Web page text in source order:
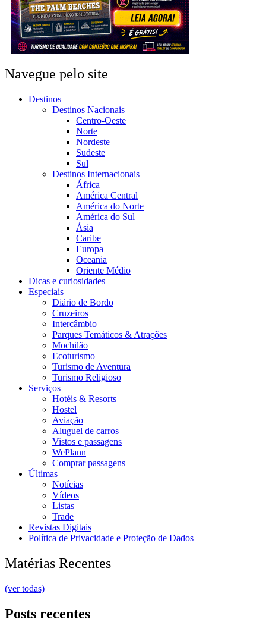
Navegue pelo site
Destinos
Destinos Nacionais
Centro-Oeste
Norte
Nordeste
Sudeste
Sul
Destinos Internacionais
África
América Central
América do Norte
América do Sul
Ásia
Caribe
Europa
Oceania
Oriente Médio
Dicas e curiosidades
Especiais
Diário de Bordo
Cruzeiros
Intercâmbio
Parques Temáticos & Atrações
Mochilão
Ecoturismo
Turismo de Aventura
Turismo Religioso
Serviços
Hotéis & Resorts
Hostel
Aviação
Aluguel de carros
Vistos e passagens
WePlann
Comprar passagens
Últimas
Notícias
Vídeos
Listas
Trade
Revistas Digitais
Política de Privacidade e Proteção de Dados
Matérias Recentes
(ver todas)
Posts recentes